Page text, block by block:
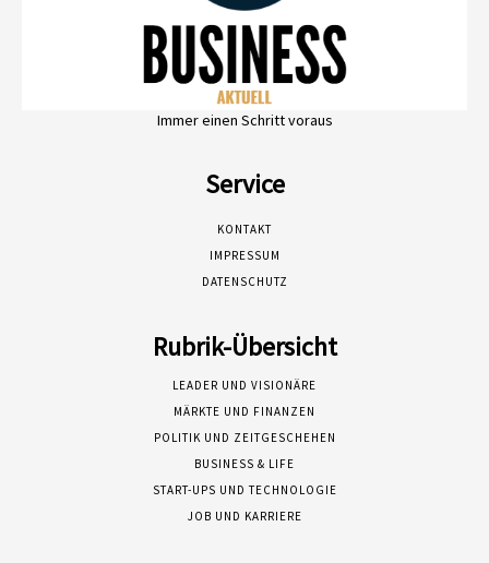
Immer einen Schritt voraus
Service
KONTAKT
IMPRESSUM
DATENSCHUTZ
Rubrik-Übersicht
LEADER UND VISIONÄRE
MÄRKTE UND FINANZEN
POLITIK UND ZEITGESCHEHEN
BUSINESS & LIFE
START-UPS UND TECHNOLOGIE
JOB UND KARRIERE